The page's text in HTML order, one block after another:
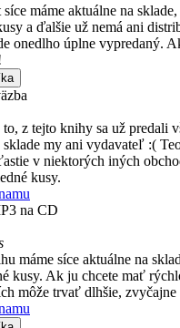
máme aktuálne na
a ďalšie už nemá ani
onedlho úplne vypredaný.
z tejto knihy sa už predali
sklade my ani vydavateľ :(
v niektorých iných
kusy.
na CD
máme síce aktuálne na
kusy. Ak ju chcete mať
môže trvať dlhšie, zvyčajne